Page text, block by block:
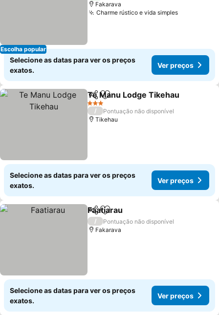
Escolha popular
Fakarava
Charme rústico e vida simples
Selecione as datas para ver os preços
exatos.
Ver preços
PartilharAdicionar aos favoritos
Te Manu Lodge Tikehau
3 Estrelas
/
Pontuação não disponível
Tikehau
Selecione as datas para ver os preços
exatos.
Ver preços
PartilharAdicionar aos favoritos
Faatiarau
/
Pontuação não disponível
Fakarava
Selecione as datas para ver os preços
exatos.
Ver preços